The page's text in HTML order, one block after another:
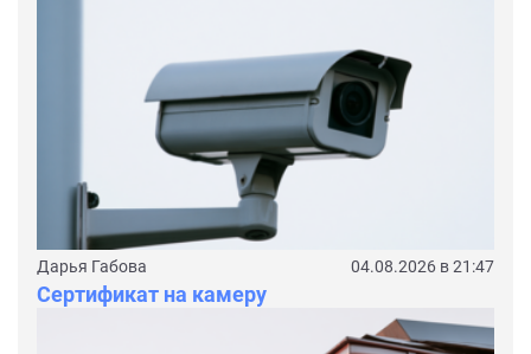
Дарья Габова 04.08.2026 в 21:47
Сертификат на камеру